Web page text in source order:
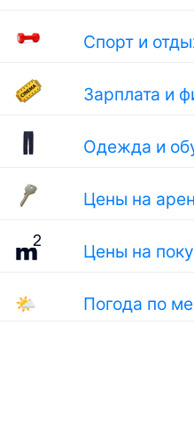
Спорт и
Зарплата и
Одежда и
Цены на
Цены на
🌤 Погода по